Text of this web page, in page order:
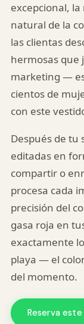
excepcional,
natural de la
las clientas
hermosas que
marketing —
cientos de
con este
Después de tu
editadas en
compartir o
procesa cada
precisión del
gasa roja en
exactamente
playa — el
del momento.
Reserva